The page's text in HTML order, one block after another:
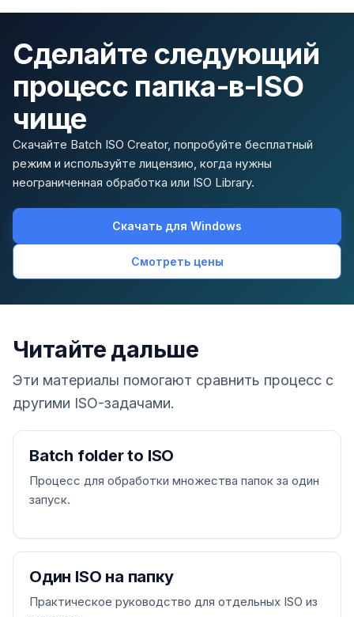
Сделайте следующий
процесс папка-в-ISO
чище
Скачайте Batch ISO Creator, попробуйте бесплатный
режим и используйте лицензию, когда нужны
неограниченная обработка или ISO Library.
Скачать для Windows
Смотреть цены
Читайте дальше
Эти материалы помогают сравнить процесс с
другими ISO-задачами.
Batch folder to ISO
Процесс для обработки множества папок за один
запуск.
Один ISO на папку
Практическое руководство для отдельных ISO из